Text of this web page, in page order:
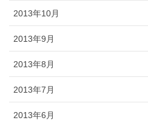
2013年10月
2013年9月
2013年8月
2013年7月
2013年6月